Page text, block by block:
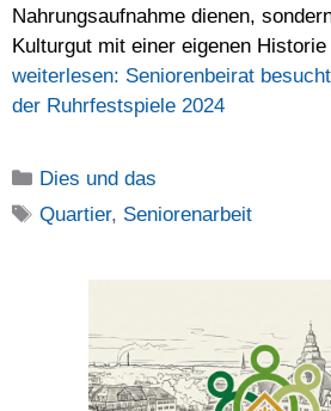
Nahrungsaufnahme dienen,
Kulturgut mit einer eigenen
weiterlesen: Seniorenbeirat
der Ruhrfestspiele 2024
Kategorien
Dies und das
Schlagwörter
Quartier, Seniorenarbeit